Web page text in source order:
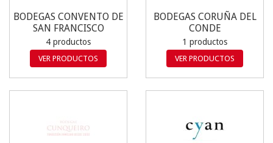
BODEGAS CONVENTO DE
SAN FRANCISCO
4 productos
VER PRODUCTOS
BODEGAS CORUÑA DEL
CONDE
1 productos
VER PRODUCTOS